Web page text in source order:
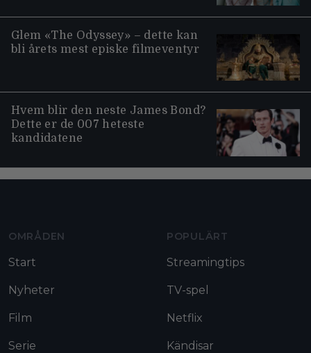
Glem «The Odyssey» – dette kan
bli årets mest episke filmeventyr
Hvem blir den neste James Bond?
Dette er de 007 heteste
kandidatene
OMRÅDEN
Start
Nyheter
Film
Serie
POPULÄRT
Streamingtips
TV-spel
Netflix
Kändisar